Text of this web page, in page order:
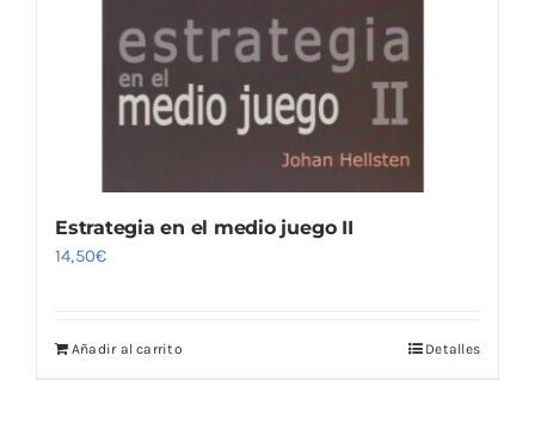
Estrategia en el medio juego II
14,50€
Añadir al carrito Detalles